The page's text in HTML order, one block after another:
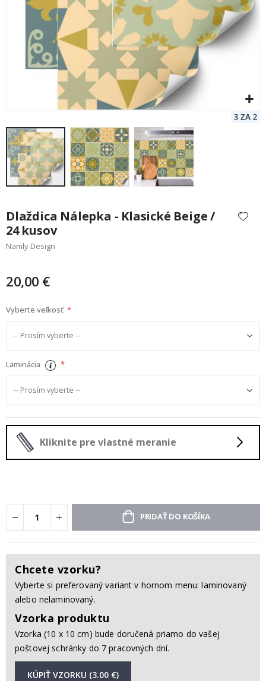
začiatok
galérie
obrázkov
Dlaždica Nálepka - Klasické Beige /
24 kusov
Namly Design
20,00 €
Vyberte veľkosť
Laminácia
Kliknite pre vlastné meranie
PRIDAŤ DO KOŠÍKA
Chcete vzorku?
Vyberte si preferovaný variant v hornom menu: laminovaný
alebo nelaminovaný.
Vzorka produktu
Vzorka (10 x 10 cm) bude doručená priamo do vašej
poštovej schránky do 7 pracovných dní.
KÚPIŤ VZORKU (3.00 €)